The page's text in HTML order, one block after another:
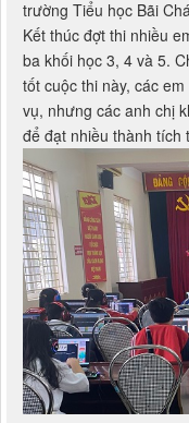
trường Tiểu học Bãi
Kết thúc đợt thi nhiều
ba khối học 3, 4 và 5.
tốt cuộc thi này, các
vụ, nhưng các anh chị
để đạt nhiều thành tích